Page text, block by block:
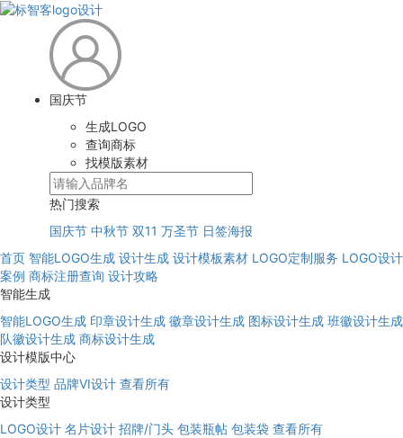
国庆节
生成LOGO
查询商标
找模版素材
热门搜索
国庆节 中秋节 双11 万圣节 日签海报
首页 智能LOGO生成 设计生成 设计模板素材 LOGO定制服务 LOGO设计
案例 商标注册查询 设计攻略
智能生成
智能LOGO生成 印章设计生成 徽章设计生成 图标设计生成 班徽设计生成
队徽设计生成 商标设计生成
设计模版中心
设计类型 品牌VI设计 查看所有
设计类型
LOGO设计 名片设计 招牌/门头 包装瓶帖 包装袋 查看所有